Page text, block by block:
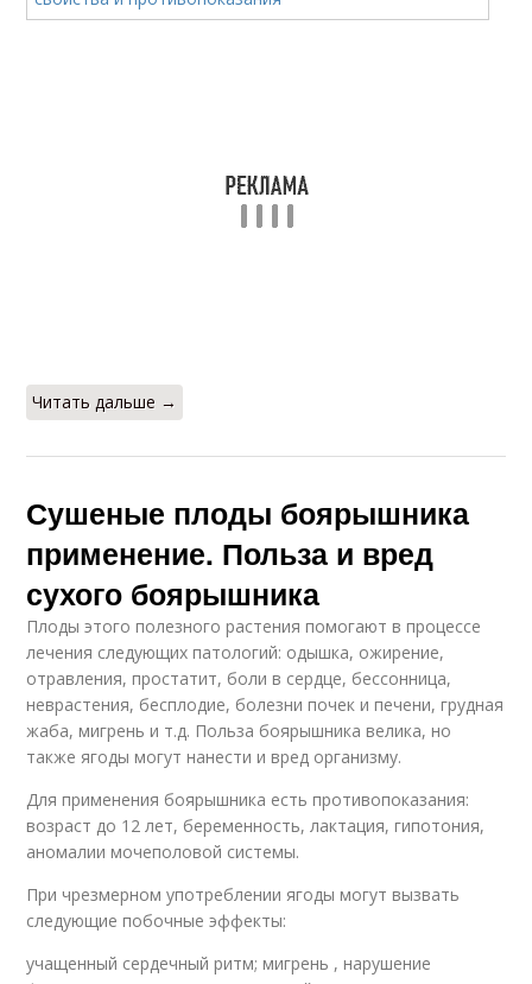
Читать дальше →
Сушеные плоды боярышника
применение. Польза и вред
сухого боярышника
Плоды этого полезного растения помогают в процессе
лечения следующих патологий: одышка, ожирение,
отравления, простатит, боли в сердце, бессонница,
неврастения, бесплодие, болезни почек и печени, грудная
жаба, мигрень и т.д. Польза боярышника велика, но
также ягоды могут нанести и вред организму.
Для применения боярышника есть противопоказания:
возраст до 12 лет, беременность, лактация, гипотония,
аномалии мочеполовой системы.
При чрезмерном употреблении ягоды могут вызвать
следующие побочные эффекты:
учащенный сердечный ритм; мигрень , нарушение